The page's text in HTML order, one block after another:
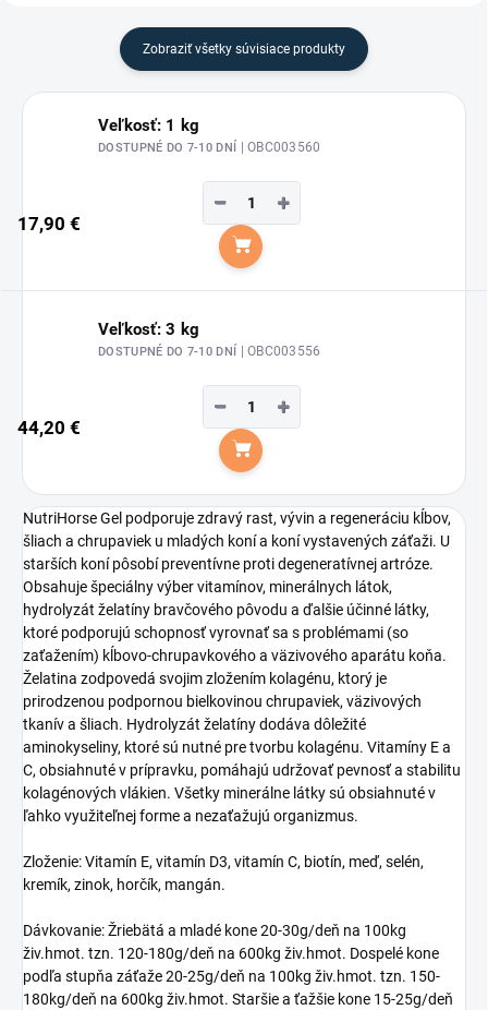
Zobraziť všetky súvisiace produkty
Veľkosť: 1 kg
DOSTUPNÉ DO 7-10 DNÍ | OBC003560
17,90 €
+
−
Do košíka
Veľkosť: 3 kg
DOSTUPNÉ DO 7-10 DNÍ | OBC003556
44,20 €
+
−
Do košíka
NutriHorse Gel podporuje zdravý rast, vývin a regeneráciu kĺbov,
šliach a chrupaviek u mladých koní a koní vystavených záťaži. U
starších koní pôsobí preventívne proti degeneratívnej artróze.
Obsahuje špeciálny výber vitamínov, minerálnych látok,
hydrolyzát želatíny bravčového pôvodu a ďalšie účinné látky,
ktoré podporujú schopnosť vyrovnať sa s problémami (so
zaťažením) kĺbovo-chrupavkového a väzivového aparátu koňa.
Želatina zodpovedá svojim zložením kolagénu, ktorý je
prirodzenou podpornou bielkovinou chrupaviek, väzivových
tkanív a šliach. Hydrolyzát želatíny dodáva dôležité
aminokyseliny, ktoré sú nutné pre tvorbu kolagénu. Vitamíny E a
C, obsiahnuté v prípravku, pomáhajú udržovať pevnosť a stabilitu
kolagénových vlákien. Všetky minerálne látky sú obsiahnuté v
ľahko využiteľnej forme a nezaťažujú organizmus.
Zloženie: Vitamín E, vitamín D3, vitamín C, biotín, meď, selén,
kremík, zinok, horčík, mangán.
Dávkovanie: Žriebätá a mladé kone 20-30g/deň na 100kg
živ.hmot. tzn. 120-180g/deň na 600kg živ.hmot. Dospelé kone
podľa stupňa záťaže 20-25g/deň na 100kg živ.hmot. tzn. 150-
180kg/deň na 600kg živ.hmot. Staršie a ťažšie kone 15-25g/deň